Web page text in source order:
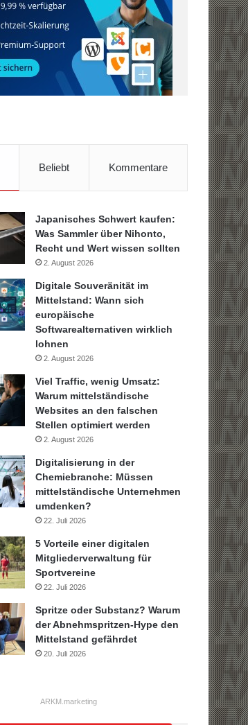
Beliebt Kommentare
Japanisches Schwert kaufen:
Was Sammler über Nihonto,
Recht und Wert wissen sollten
2. August 2026
Digitale Souveränität im
Mittelstand: Wann sich
europäische
Softwarealternativen wirklich
lohnen
2. August 2026
Viel Traffic, wenig Umsatz:
Warum mittelständische
Websites an den falschen
Stellen optimiert werden
2. August 2026
Digitalisierung in der
Chemiebranche: Müssen
mittelständische Unternehmen
umdenken?
22. Juli 2026
5 Vorteile einer digitalen
Mitgliederverwaltung für
Sportvereine
22. Juli 2026
Spritze oder Substanz? Warum
der Abnehmspritzen-Hype den
Mittelstand gefährdet
20. Juli 2026
ARKM.marketing